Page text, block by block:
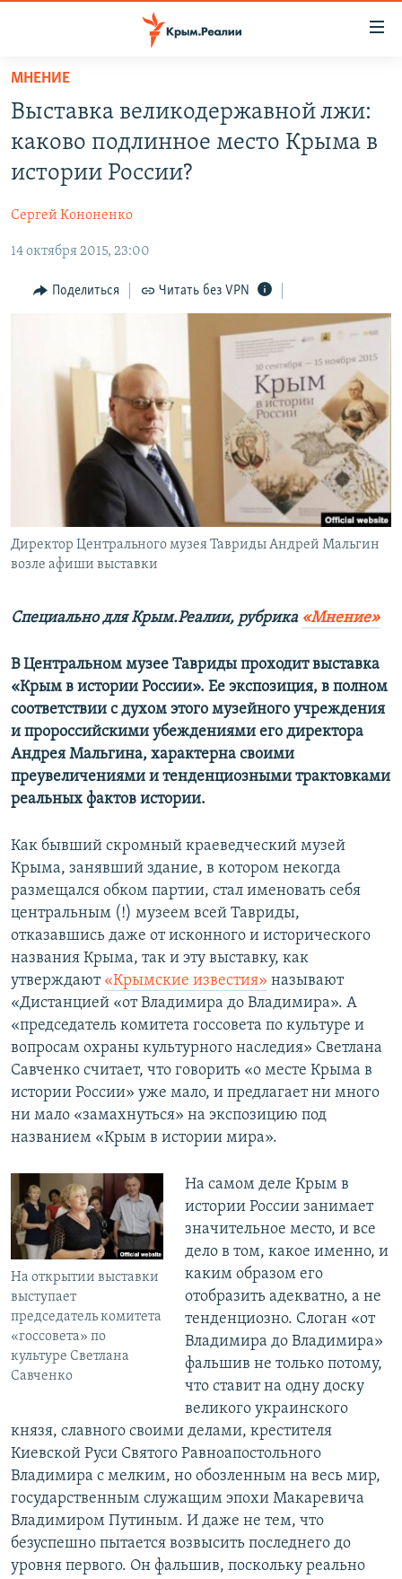
Вернуться
основному
содержанию
главной
навигации
Вернутся
поиску
ЕЩЕ
ИНТЕРАКТИВ
ИНФОГРАФИКА
ПРОПАВШИЕ БЕЗ ВЕСТИ
ПОБЕДИТЕЛЕЙ НЕ СУДЯТ?
КРЫМ.НЕПОКОРЕННЫЙ
УКРАИНСКАЯ ПРОБЛЕМА КРЫМА
РАДІО СВОБОДА
КАК ОБОЙТИ БЛОКИРОВКУ
Qırımtatar
ПРИСОЕДИНЯЙТЕСЬ!
Все сайты RFE/RL
МНЕНИЕ
Выставка великодержавной лжи:
каково подлинное место Крыма в
истории России?
Сергей Кононенко
14 октября 2015, 23:00
Поделиться Читать без VPN
Директор Центрального музея Тавриды Андрей Мальгин
возле афиши выставки
Специально для Крым.Реалии, рубрика «Мнение»
В Центральном музее Тавриды проходит выставка
«Крым в истории России». Ее экспозиция, в полном
соответствии с духом этого музейного учреждения
и пророссийскими убеждениями его директора
Андрея Мальгина, характерна своими
преувеличениями и тенденциозными трактовками
реальных фактов истории.
Как бывший скромный краеведческий музей
Крыма, занявший здание, в котором некогда
размещался обком партии, стал именовать себя
центральным (!) музеем всей Тавриды,
отказавшись даже от исконного и исторического
названия Крыма, так и эту выставку, как
утверждают «Крымские известия» называют
«Дистанцией «от Владимира до Владимира». А
«председатель комитета госсовета по культуре и
вопросам охраны культурного наследия» Светлана
Савченко считает, что говорить «о месте Крыма в
истории России» уже мало, и предлагает ни много
ни мало «замахнуться» на экспозицию под
названием «Крым в истории мира».
На открытии выставки
выступает
председатель комитета
«госсовета» по
культуре Светлана
Савченко
На самом деле Крым в
истории России занимает
значительное место, и все
дело в том, какое именно, и
каким образом его
отобразить адекватно, а не
тенденциозно. Слоган «от
Владимира до Владимира»
фальшив не только потому,
что ставит на одну доску
великого украинского
князя, славного своими делами, крестителя
Киевской Руси Святого Равноапостольного
Владимира с мелким, но обозленным на весь мир,
государственным служащим эпохи Макаревича
Владимиром Путиным. И даже не тем, что
безуспешно пытается возвысить последнего до
уровня первого. Он фальшив, поскольку реально